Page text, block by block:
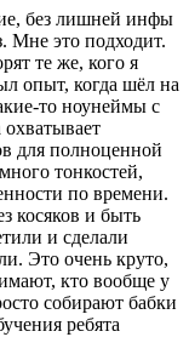
без лишней инфы
Мне это подходит.
те же, кого я
опыт, когда шёл на
то ноунеймы с
для полноценной
тонкостей,
по времени.
косяков и быть
и сделали
Это очень круто,
кто вообще у
собирают бабки
ребята